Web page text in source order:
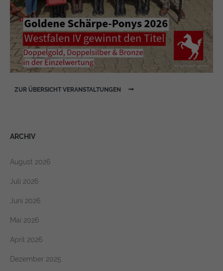
ARCHIV
August 2026
Juli 2026
Juni 2026
Mai 2026
April 2026
Dezember 2025
ZUR ÜBERSICHT VERANSTALTUNGEN